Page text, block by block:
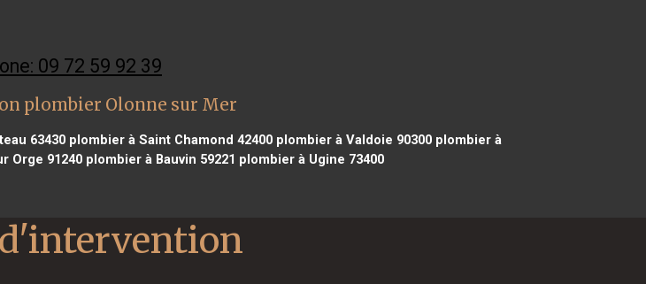
09 72 59 92 39
plombier Olonne sur Mer
63430plombier à Saint Chamond 42400plombier à Valdoie 90300plombier à
Orge 91240 plombier à Bauvin 59221 plombier à Ugine 73400